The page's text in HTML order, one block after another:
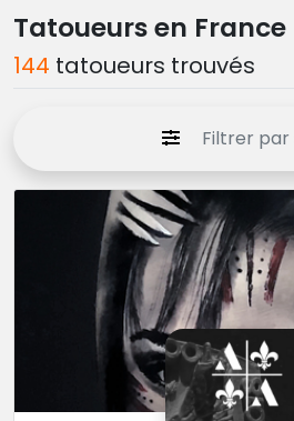
Tatoueurs en France
144 tatoueurs trouvés
Filtrer par